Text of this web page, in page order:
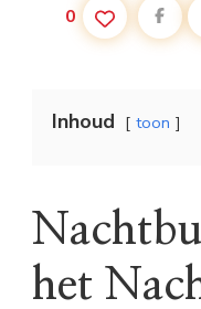
0
Inhoud toon
het